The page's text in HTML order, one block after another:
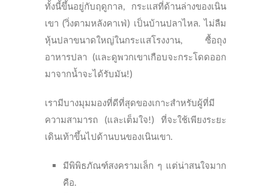
ทั้งนี้ขึ้นอยู่กับฤดูกาล, กระแสที่ด้านล่างของเนิน
เขา (วิ่งตามหลังคาเฟ่) เป็นบ้านปลาไหล. ไม่ลืม
หุ้นปลาขนาดใหญ่ในกระแสโรงงาน, ซื้อถุง
อาหารปลา (และดูพวกเขาเกือบจะกระโดดออก
มาจากน้ำจะได้รับมัน!)
เรามีบางมุมมองที่ดีที่สุดของเกาะสำหรับผู้ที่มี
ความสามารถ (และเต็มใจ!) ที่จะใช้เพียงระยะ
เดินเท้าขึ้นไปด้านบนของเนินเขา.
มีพิพิธภัณฑ์สงครามเล็ก ๆ แต่น่าสนใจมาก
คือ.